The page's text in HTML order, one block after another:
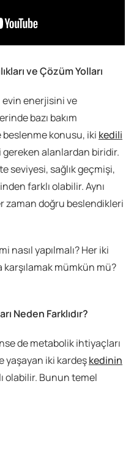
ve Çözüm Yolları
evin enerjisini ve
bazı bakım
beslenme konusu, iki kedili
alanlardan biridir.
seviyesi, sağlık geçmişi,
farklı olabilir. Aynı
zaman doğru beslendikleri
nasıl yapılmalı? Her iki
karşılamak mümkün mü?
Neden Farklıdır?
de metabolik ihtiyaçları
yaşayan iki kardeşkedinin
olabilir. Bunun temel